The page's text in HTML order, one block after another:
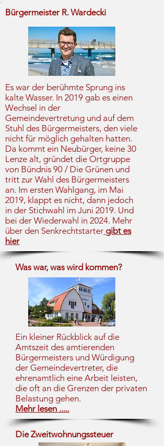
Bürgermeister R. Wardecki
Es war der berühmte Sprung ins
kalte Wasser. In 2019 gab es einen
Wechsel in der
Gemeindevertretung und auf dem
Stuhl des Bürgermeisters, den viele
nicht für möglich gehalten hatten.
Da kommt ein Neubürger, keine 30
Lenze alt, gründet die Ortgruppe
von Bündnis 90 / Die Grünen und
tritt zur Wahl des Bürgermeisters
an. Im ersten Wahlgang, im Mai
2019, klappt es nicht, dann jedoch
in der Stichwahl im Juni 2019. Und
bei der Wiederwahl in 2024. Mehr
über den Senkrechtstarter gibt es
hier
Was war, was wird kommen?
Ein kleiner Rückblick auf die
Amtszeit des amtierenden
Bürgermeisters und Würdigung
der Gemeindevertreter, die
ehrenamtlich eine Arbeit leisten,
die oft an die Grenzen der privaten
Belastung gehen.
Mehr lesen .....
Die Zweitwohnungssteuer